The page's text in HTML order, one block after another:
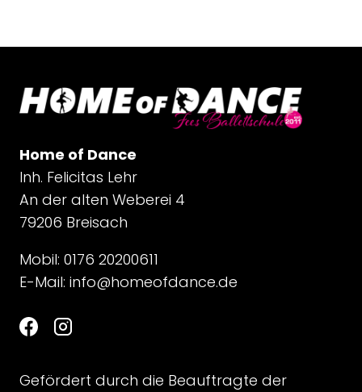
Home of Dance
Inh. Felicitas Lehr
An der alten Weberei 4
79206 Breisach
Mobil: 0176 20200611
E-Mail: info@homeofdance.de
Gefördert durch die Beauftragte der